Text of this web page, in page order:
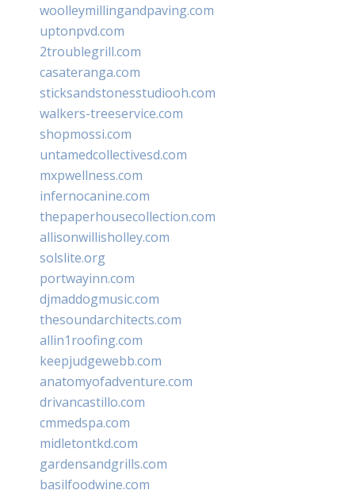
woolleymillingandpaving.com
uptonpvd.com
2troublegrill.com
casateranga.com
sticksandstonesstudiooh.com
walkers-treeservice.com
shopmossi.com
untamedcollectivesd.com
mxpwellness.com
infernocanine.com
thepaperhousecollection.com
allisonwillisholley.com
solslite.org
portwayinn.com
djmaddogmusic.com
thesoundarchitects.com
allin1roofing.com
keepjudgewebb.com
anatomyofadventure.com
drivancastillo.com
cmmedspa.com
midletontkd.com
gardensandgrills.com
basilfoodwine.com